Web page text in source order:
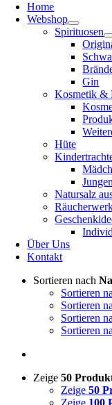
Home
Webshop
Spirituosen
Gin
Kosmetik &
Hüte
Jungen
Natursalz
Über Uns
Kontakt
Sortieren nach
Sortieren
Sortieren
Sortieren
Sortieren
Zeige 50
Zeige 50
Zeige 100